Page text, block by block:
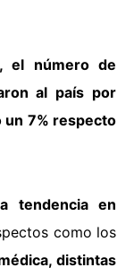
el número de
al país por
un 7% respecto
tendencia en
como los
distintas